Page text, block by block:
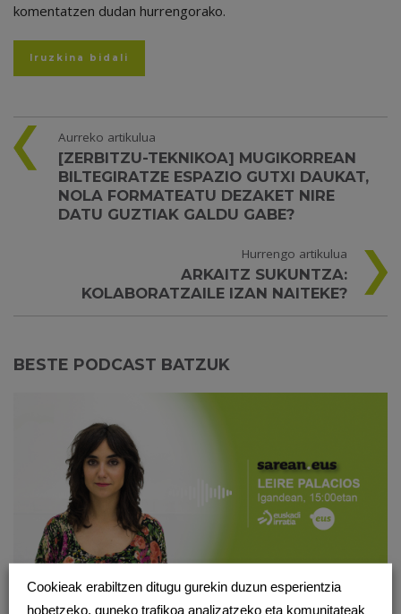
komentatzen dudan hurrengorako.
Aurreko artikulua
[ZERBITZU-TEKNIKOA] MUGIKORREAN
BILTEGIRATZE ESPAZIO GUTXI DAUKAT,
NOLA FORMATEATU DEZAKET NIRE
DATU GUZTIAK GALDU GABE?
Hurrengo artikulua
ARKAITZ SUKUNTZA:
KOLABORATZAILE IZAN NAITEKE?
BESTE PODCAST BATZUK
Cookieak erabiltzen ditugu gurekin duzun esperientzia
hobetzeko, guneko trafikoa analizatzeko eta komunitateak